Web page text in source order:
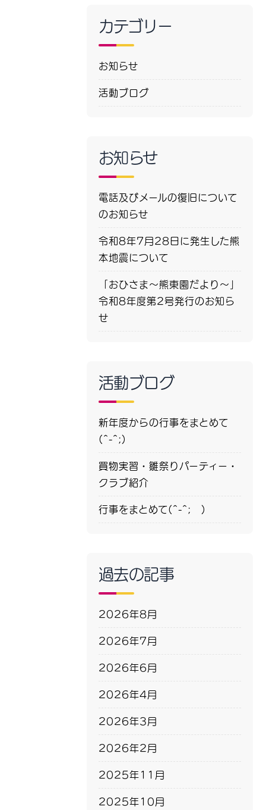
カテゴリー
お知らせ
活動ブログ
お知らせ
電話及びメールの復旧について
のお知らせ
令和8年7月28日に発生した熊
本地震について
「おひさま～熊東園だより～」
令和8年度第2号発行のお知ら
せ
活動ブログ
新年度からの行事をまとめて
(^-^;)
買物実習・雛祭りパーティー・
クラブ紹介
行事をまとめて(^-^; )
過去の記事
2026年8月
2026年7月
2026年6月
2026年4月
2026年3月
2026年2月
2025年11月
2025年10月